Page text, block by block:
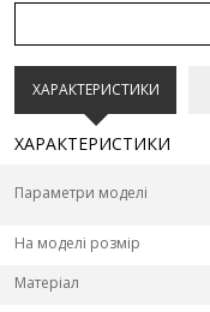
ХАРАКТЕРИСТИКИ
ХАРАКТЕРИСТИКИ
Параметри моделі
На моделі розмір
Матеріал